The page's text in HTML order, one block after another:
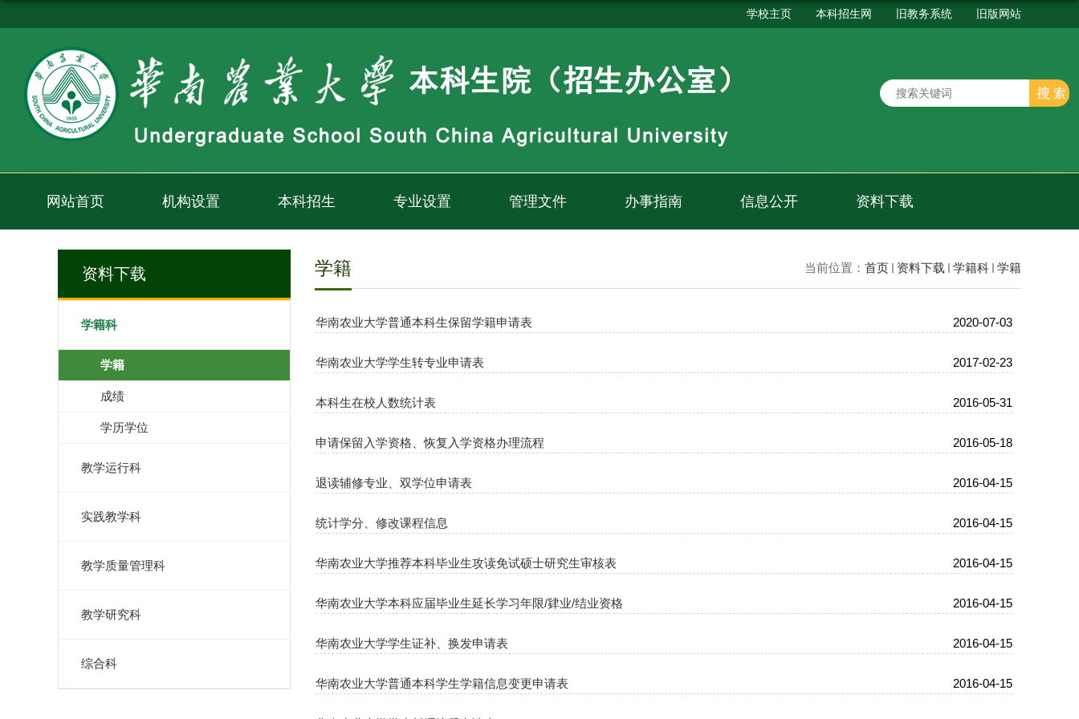
旧版网站
旧教务系统
本科招生网
学校主页
网站首页 机构设置 本科招生 专业设置 管理文件 办事指南 信息公开 资料下载
资料下载
学籍科
学籍
成绩
学历学位
教学运行科
实践教学科
教学质量管理科
教学研究科
综合科
当前位置： 首页 资料下载 学籍科 学籍
学籍
华南农业大学普通本科生保留学籍申请表 2020-07-03
华南农业大学学生转专业申请表 2017-02-23
本科生在校人数统计表 2016-05-31
申请保留入学资格、恢复入学资格办理流程 2016-05-18
退读辅修专业、双学位申请表 2016-04-15
统计学分、修改课程信息 2016-04-15
华南农业大学推荐本科毕业生攻读免试硕士研究生审核表 2016-04-15
华南农业大学本科应届毕业生延长学习年限/肄业/结业资格 2016-04-15
华南农业大学学生证补、换发申请表 2016-04-15
华南农业大学普通本科学生学籍信息变更申请表 2016-04-15